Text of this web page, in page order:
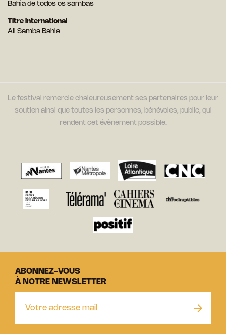
Bahia de todos os sambas
Titre international
All Samba Bahia
Le festival remercie chaleureusement ses partenaires pour leur
soutien ainsi que toutes les personnes, bénévoles, public, qui
rendent cet évènement possible.
ABONNEZ-VOUS
À NOTRE NEWSLETTER